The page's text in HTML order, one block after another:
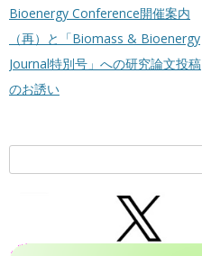
Bioenergy Conference開催案内
（再）と「Biomass & Bioenergy
Journal特別号」への研究論文投稿
のお誘い
索: